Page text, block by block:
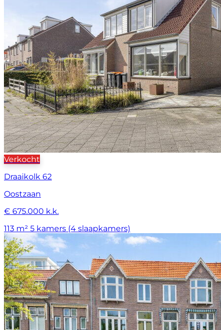
Verkocht
Draaikolk 62
Oostzaan
€ 675.000 k.k.
113 m² 5 kamers (4 slaapkamers)